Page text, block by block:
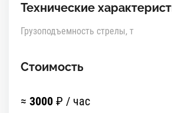
Технические
Грузоподъемность стрелы, т
Стоимость
≈ 3000 ₽ / час